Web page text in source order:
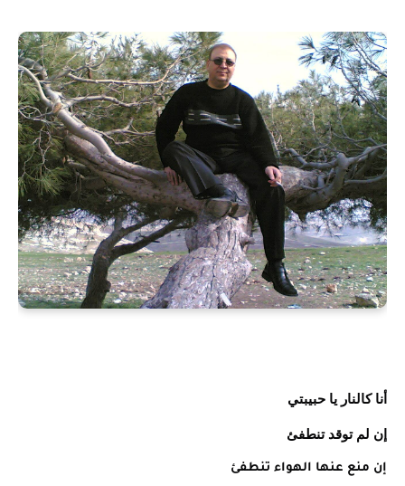
أنا كالنار يا حبيبتي
إن لم توقد تنطفئ
إن منع عنها الهواء تنطفئ